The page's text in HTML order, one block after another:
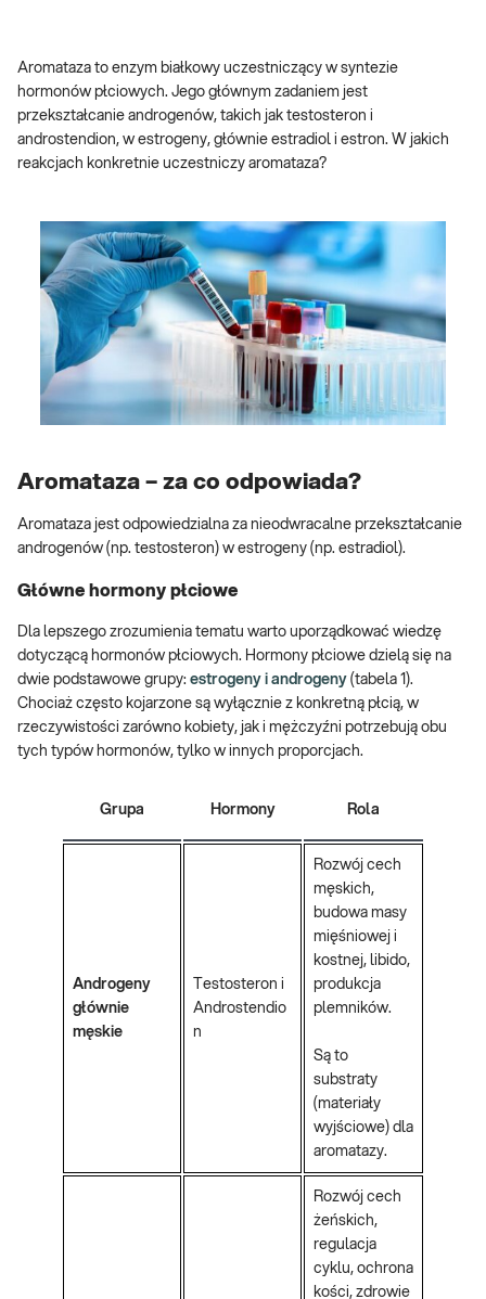
Aromataza to enzym białkowy uczestniczący w syntezie
hormonów płciowych. Jego głównym zadaniem jest
przekształcanie androgenów, takich jak testosteron i
androstendion, w estrogeny, głównie estradiol i estron. W jakich
reakcjach konkretnie uczestniczy aromataza?
Aromataza – za co odpowiada?
Aromataza jest odpowiedzialna za nieodwracalne przekształcanie
androgenów (np. testosteron) w estrogeny (np. estradiol).
Główne hormony płciowe
Dla lepszego zrozumienia tematu warto uporządkować wiedzę
dotyczącą hormonów płciowych. Hormony płciowe dzielą się na
dwie podstawowe grupy: estrogeny i androgeny (tabela 1).
Chociaż często kojarzone są wyłącznie z konkretną płcią, w
rzeczywistości zarówno kobiety, jak i mężczyźni potrzebują obu
tych typów hormonów, tylko w innych proporcjach.
Grupa Hormony Rola
Androgeny
głównie
męskie
Testosteron i
Androstendio
n
Rozwój cech
męskich,
budowa masy
mięśniowej i
kostnej, libido,
produkcja
plemników.
Są to
substraty
(materiały
wyjściowe) dla
aromatazy.
Rozwój cech
żeńskich,
regulacja
cyklu, ochrona
kości, zdrowie